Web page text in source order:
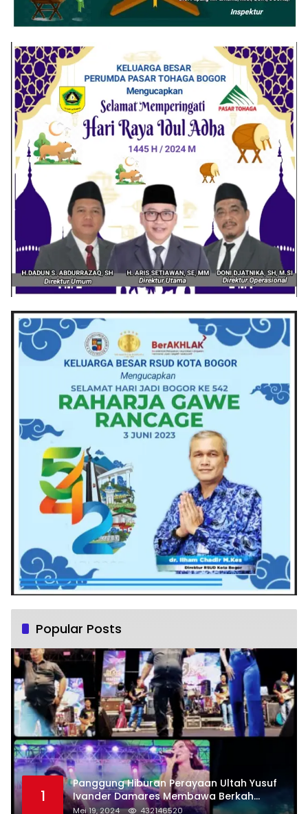
Popular Posts
1
Panggung Hiburan Perayaan Ultah Yusuf
Ivander Damares Membawa Berkah
Warga Kejapanan
Mei 19, 2024 432146520